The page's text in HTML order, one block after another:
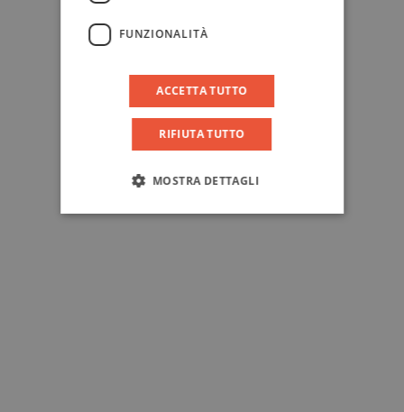
FUNZIONALITÀ
ACCETTA TUTTO
RIFIUTA TUTTO
MOSTRA DETTAGLI